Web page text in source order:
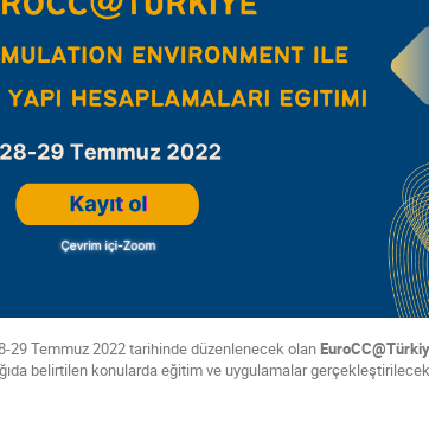
29 Temmuz 2022 tarihinde düzenlenecek olan
belirtilen konularda eğitim ve uygulamalar